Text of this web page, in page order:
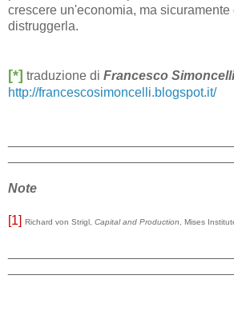
crescere un'economia, ma sicuramente
distruggerla.
[*] traduzione di Francesco Simoncelli
http://francescosimoncelli.blogspot.it/
Note
[1] Richard von Strigl, Capital and Production , Mises